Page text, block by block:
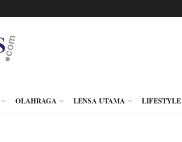
OLAHRAGA LENSA UTAMA LIFESTYLE